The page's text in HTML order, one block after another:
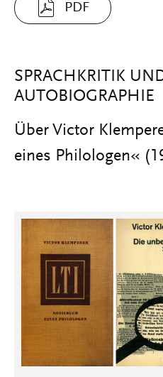
PDF
SPRACHKRITIK
AUTOBIOGRAPHIE
Über Victor
eines Philologen«